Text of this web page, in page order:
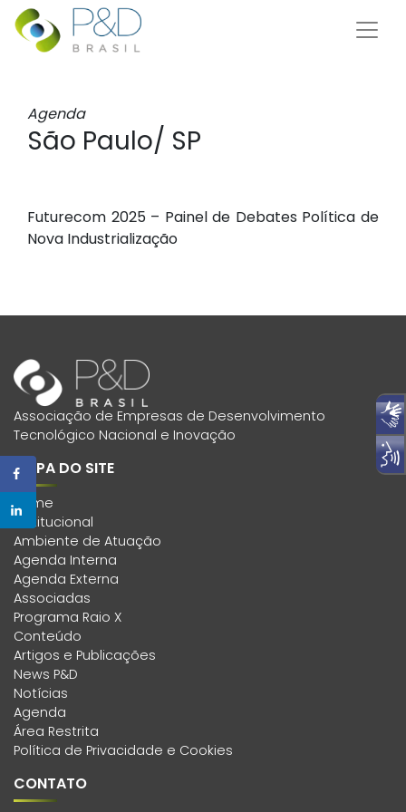
Agenda
São Paulo/ SP
Futurecom 2025 – Painel de Debates Política de
Nova Industrialização
Associação de Empresas de Desenvolvimento
Tecnológico Nacional e Inovação
MAPA DO SITE
Home
Institucional
Ambiente de Atuação
Agenda Interna
Agenda Externa
Associadas
Programa Raio X
Conteúdo
Artigos e Publicações
News P&D
Notícias
Agenda
Área Restrita
Política de Privacidade e Cookies
CONTATO